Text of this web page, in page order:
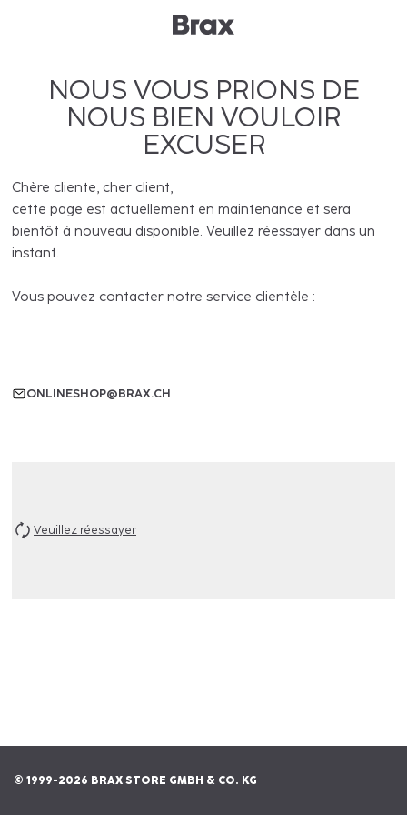
NOUS VOUS PRIONS DE
NOUS BIEN VOULOIR
EXCUSER
Chère cliente, cher client,
cette page est actuellement en maintenance et sera
bientôt à nouveau disponible. Veuillez réessayer dans un
instant.
Vous pouvez contacter notre service clientèle :
ONLINESHOP@BRAX.CH
Veuillez réessayer
© 1999-2026 BRAX STORE GMBH & CO. KG